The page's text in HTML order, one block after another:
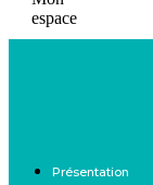
espace
Présentation